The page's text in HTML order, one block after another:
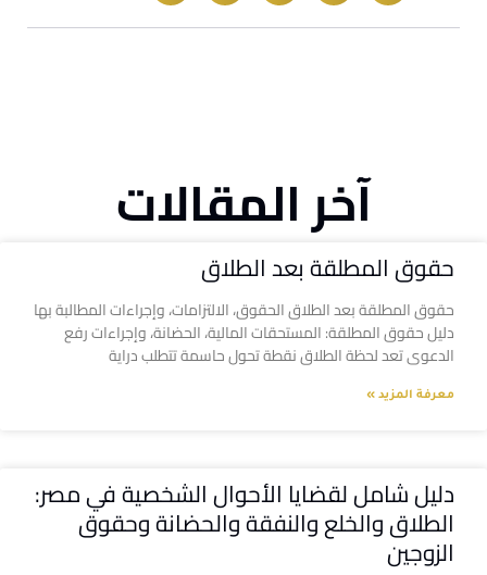
آخر المقالات
حقوق المطلقة بعد الطلاق
حقوق المطلقة بعد الطلاق الحقوق، الالتزامات، وإجراءات المطالبة بها
دليل حقوق المطلقة: المستحقات المالية، الحضانة، وإجراءات رفع
الدعوى تعد لحظة الطلاق نقطة تحول حاسمة تتطلب دراية
معرفة المزيد »
دليل شامل لقضايا الأحوال الشخصية في مصر:
الطلاق والخلع والنفقة والحضانة وحقوق
الزوجين